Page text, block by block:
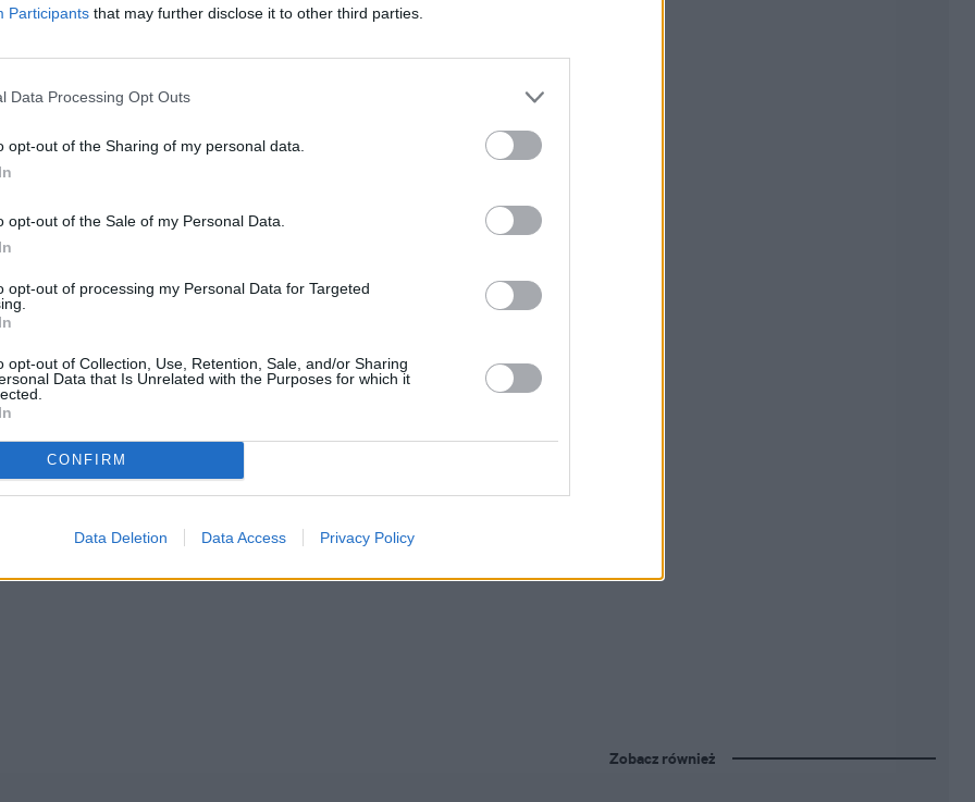
Participants that may further disclose it to other third parties.
Data Processing Opt Outs
opt-out of the Sharing of my personal data.
opt-out of the Sale of my Personal Data.
opt-out of processing my Personal Data for Targeted
opt-out of Collection, Use, Retention, Sale, and/or Sharing
Data that Is Unrelated with the Purposes for which it
CONFIRM
Data Deletion Data Access Privacy Policy
Zobacz również